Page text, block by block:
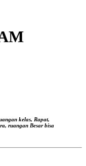
kelas, Rapat,
ruangan Besar bisa